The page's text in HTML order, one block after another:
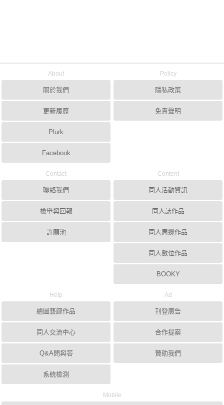
About
關於我們
更新履歷
Plurk
Facebook
Policy
隱私政策
免責聲明
Contact
聯絡我們
檢舉與回報
許願池
Content
同人活動資訊
同人誌作品
同人周邊作品
同人數位作品
BOOKY
Help
繪圖藝廊作品
同人交流中心
Q&A問與答
系統檢測
Ad
刊登廣告
合作提案
贊助我們
Mobile